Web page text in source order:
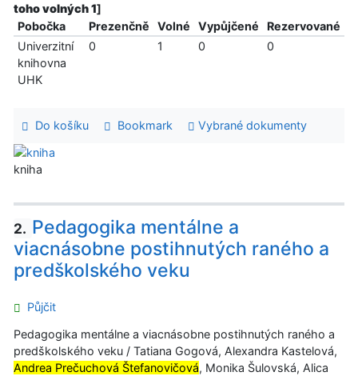
toho volných 1]
Pobočka
Prezenčně Volné Vypůjčené
Rezervované
Univerzitní
knihovna
UHK
0 1 0 0
Do košíku Bookmark Vybrané dokumenty
kniha
2. Pedagogika mentálne a
viacnásobne postihnutých raného a
predškolského veku
Půjčit
Pedagogika mentálne a viacnásobne postihnutých raného a
predškolského veku / Tatiana Gogová, Alexandra Kastelová,
Andrea Prečuchová Štefanovičová, Monika Šulovská, Alica